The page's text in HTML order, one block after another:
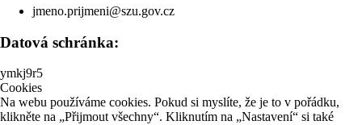
jmeno.prijmeni@szu.gov.cz
Datová schránka:
ymkj9r5
Cookies
Na webu používáme cookies. Pokud si myslíte, že je to v pořádku,
klikněte na „Přijmout všechny“. Kliknutím na „Nastavení“ si také